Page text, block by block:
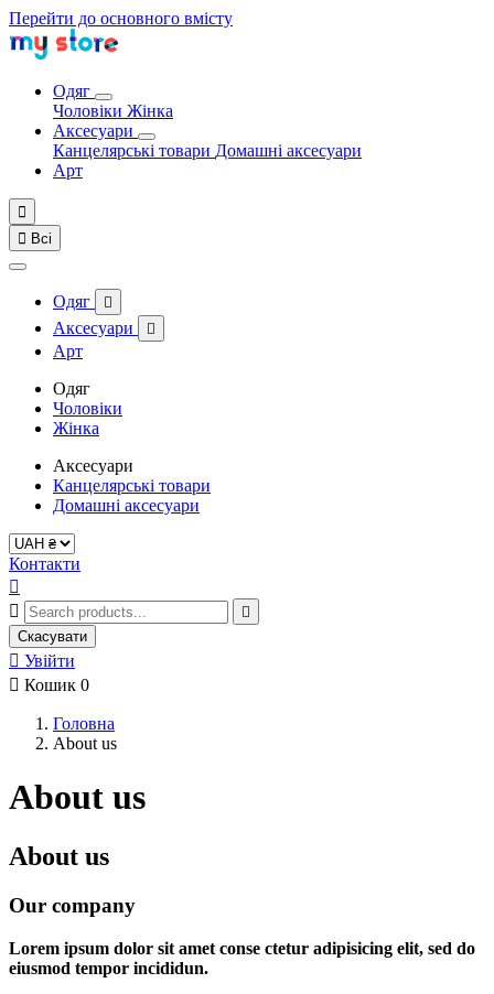
Перейти до основного вмісту
Одяг
Чоловіки Жінка
Аксесуари
Канцелярські товари Домашні аксесуари
Арт

 Всі
Одяг 
Аксесуари 
Арт
Одяг
Чоловіки
Жінка
Аксесуари
Канцелярські товари
Домашні аксесуари
Контакти



Скасувати
 Увійти
 Кошик 0
Головна
About us
About us
About us
Our company
Lorem ipsum dolor sit amet conse ctetur adipisicing elit, sed do
eiusmod tempor incididun.